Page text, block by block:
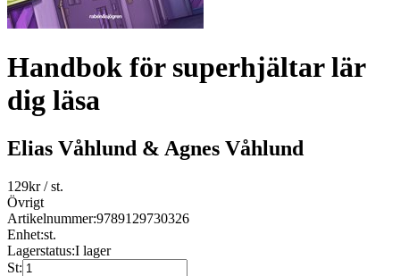
Handbok för superhjältar lär
dig läsa
Elias Våhlund & Agnes Våhlund
129kr/ st.
Övrigt
Artikelnummer:9789129730326
Enhet:st.
Lagerstatus:I lager
St: